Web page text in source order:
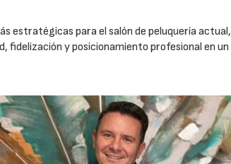
estratégicas para el salón de peluquería actual,
fidelización y posicionamiento profesional en un